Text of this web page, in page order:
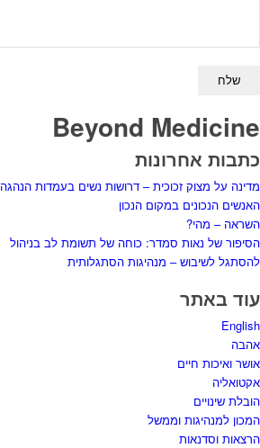
Beyond Medicine
כתבות אחרונות
מדינה על מצוק זכוכית – דרושות נשים בעמדות הנהגה
האנשים הנכונים במקום הנכון
השראה – מהי?
הסיפור של נאות סמדר: כוחה של תשומת לב בניהול
להסתגל לשיבוש – מנהיגות הסתגלותית
עוד באתר
English
אהבה
אושר ואיכות חיים
אקטואליה
הובלת שינויים
המכון למנהיגות וממשל
הרצאות וסדנאות